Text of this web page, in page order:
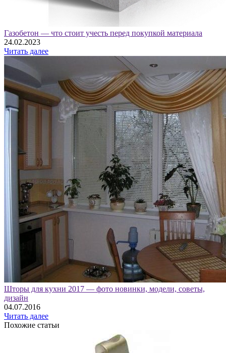
Газобетон — что стоит учесть перед покупкой материала
24.02.2023
Читать далее
Шторы для кухни 2017 — фото новинки, модели, советы,
дизайн
04.07.2016
Читать далее
Похожие статьи